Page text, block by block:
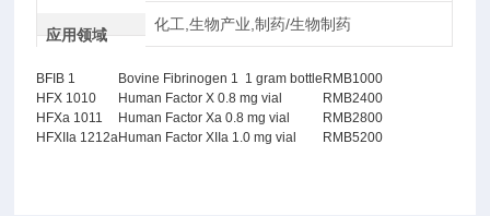
应用领域
化工,生物产业,制药/生物制药
BFIB 1 Bovine Fibrinogen 1 1 gram bottle RMB1000
HFX 1010
Human Factor X 0.8 mg vial
RMB2400
HFXa 1011
Human Factor Xa 0.8 mg vial
RMB2800
HFXIIa 1212aHuman Factor XIIa 1.0 mg vial RMB5200